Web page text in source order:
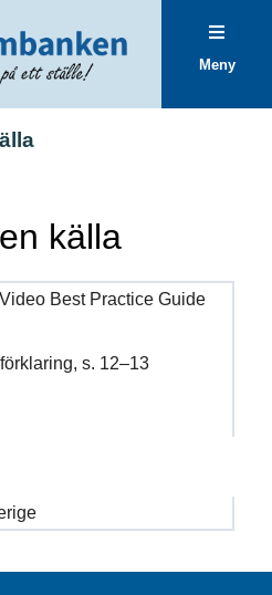
Meny
källa
Best Practice Guide
s. 12–13